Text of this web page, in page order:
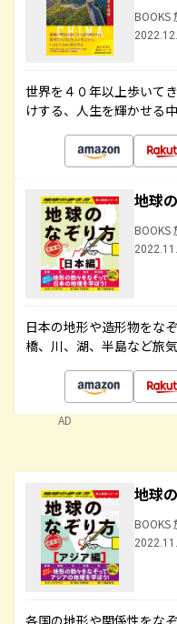
BOOKS
世界を４０年以上歩いて
けする、人生を輝かせる
地球
BOOKS
日本の地形や造形物をな
橋、川、湖、半島など旅
AD
地球
BOOKS
各国の地形や関係性をな